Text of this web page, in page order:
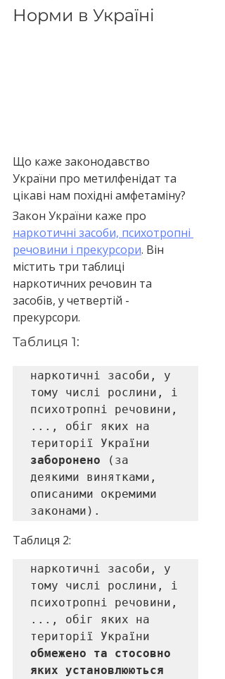
Норми в Україні
Що каже законодавство
України про метилфенідат та
цікаві нам похідні амфетаміну?
Закон України каже про
наркотичні засоби, психотропні
речовини і прекурсори. Він
містить три таблиці
наркотичних речовин та
засобів, у четвертій -
прекурсори.
Таблиця 1:
наркотичні засоби, у
тому числі рослини, і
психотропні речовини,
..., обіг яких на
заборонено
(за
деякими винятками,
описаними окремими
законами).
Таблиця 2:
наркотичні засоби, у
тому числі рослини, і
психотропні речовини,
..., обіг яких на
обмежено та стосовно
яких установлюються